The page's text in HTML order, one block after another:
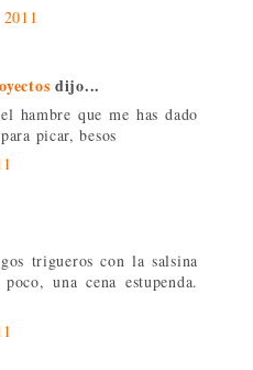
dijo...
hambre que me has dado
picar, besos
trigueros con la salsina
una cena estupenda.